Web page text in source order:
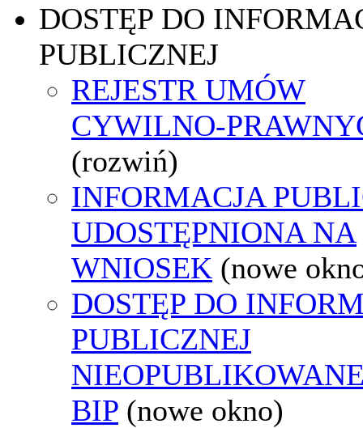
DOSTĘP DO
PUBLICZNEJ
REJESTR UMÓW
CYWILNO-
(rozwiń)
INFORMACJA
UDOSTĘPNIONA NA
WNIOSEK (nowe
DOSTĘP DO
PUBLICZNEJ
BIP (nowe okno)